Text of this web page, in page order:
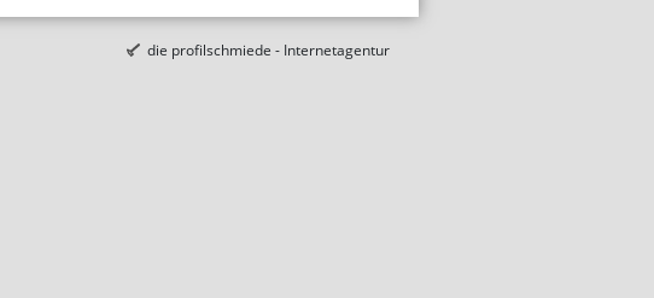
die profilschmiede - Internetagentur